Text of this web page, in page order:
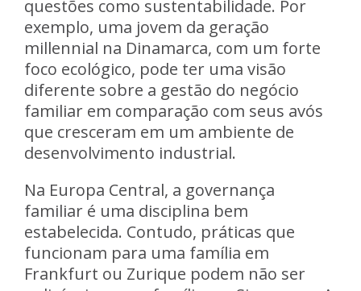
questões como sustentabilidade. Por
exemplo, uma jovem da geração
millennial na Dinamarca, com um forte
foco ecológico, pode ter uma visão
diferente sobre a gestão do negócio
familiar em comparação com seus avós
que cresceram em um ambiente de
desenvolvimento industrial.
Na Europa Central, a governança
familiar é uma disciplina bem
estabelecida. Contudo, práticas que
funcionam para uma família em
Frankfurt ou Zurique podem não ser